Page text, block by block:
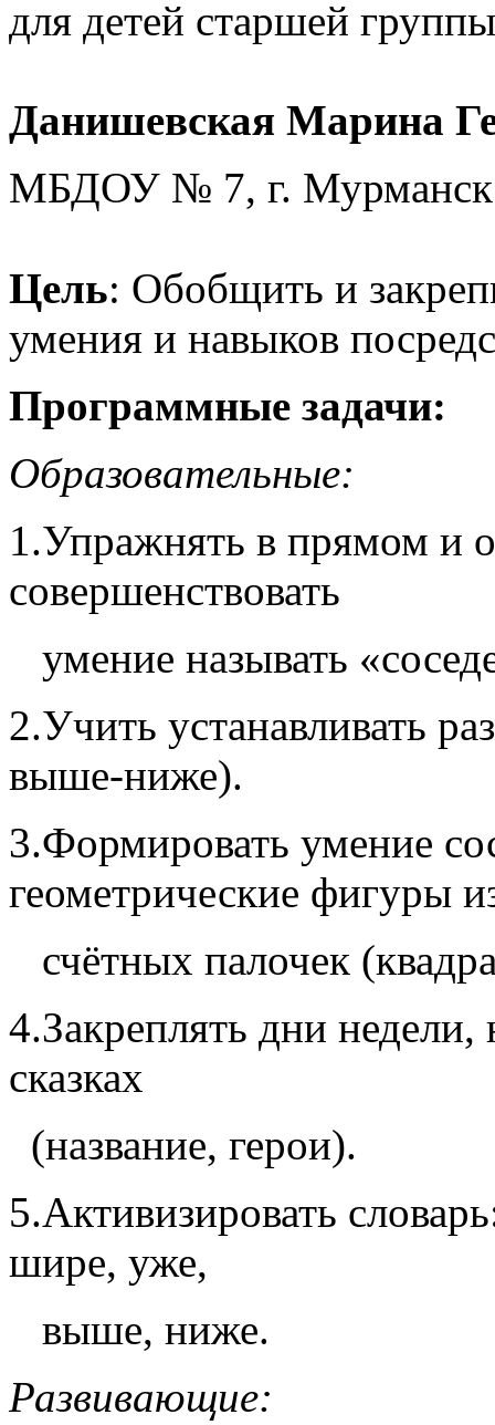
для детей старшей группы
Данишевская Марина
МБДОУ № 7, г. Мурманск
Цель: Обобщить и
умения и навыков
Программные задачи:
Образовательные:
1.Упражнять в прямом и
совершенствовать
умение называть
2.Учить устанавливать
выше-ниже).
3.Формировать умение
геометрические фигуры
счётных палочек
4.Закреплять дни недели,
сказках
(название, герои).
5.Активизировать
шире, уже,
выше, ниже.
Развивающие: